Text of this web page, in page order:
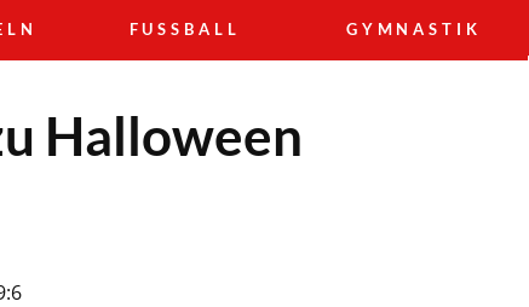
FUSSBALL GYMNASTIK
Halloween